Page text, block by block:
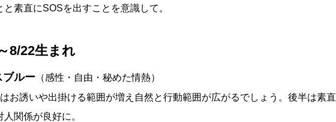
素直にSOSを出すことを意識して。
8/22生まれ
ブルー （感性・自由・秘めた情熱）
お誘いや出掛ける範囲が増え自然と行動範囲が広がるでしょう。後半は素直
関係が良好に。